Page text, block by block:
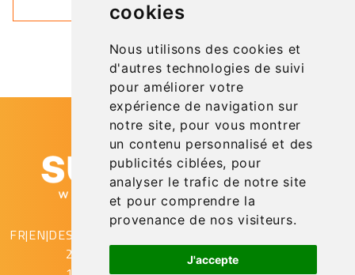
cookies
Nous utilisons des cookies et
d'autres technologies de suivi
pour améliorer votre
expérience de navigation sur
notre site, pour vous montrer
un contenu personnalisé et des
publicités ciblées, pour
analyser le trafic de notre site
et pour comprendre la
provenance de nos visiteurs.
J'accepte
FR|EN|DESupAirVision
2 rue Gustave Eiffel